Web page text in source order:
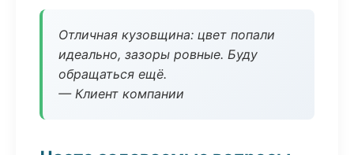
Отличная кузовщина: цвет попали
идеально, зазоры ровные. Буду
обращаться ещё.
— Клиент компании